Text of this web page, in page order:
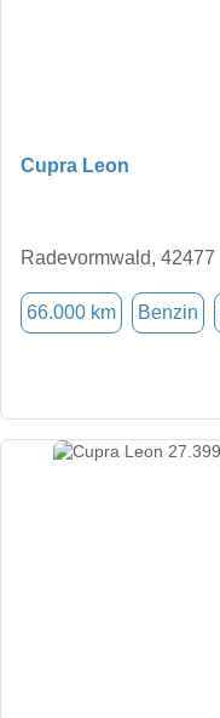
Cupra Leon
Radevormwald, 42477
66.000 km Benzin